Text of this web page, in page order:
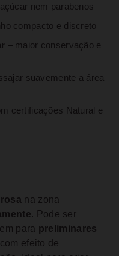
nem parabenos
compacto e discreto
– maior conservação e
suavemente a área
certificações Natural e
na zona
. Pode ser
para preliminares
efeito de